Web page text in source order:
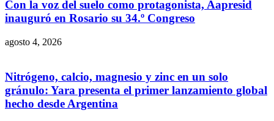
Con la voz del suelo como protagonista, Aapresid
inauguró en Rosario su 34.º Congreso
agosto 4, 2026
Nitrógeno, calcio, magnesio y zinc en un solo
gránulo: Yara presenta el primer lanzamiento global
hecho desde Argentina